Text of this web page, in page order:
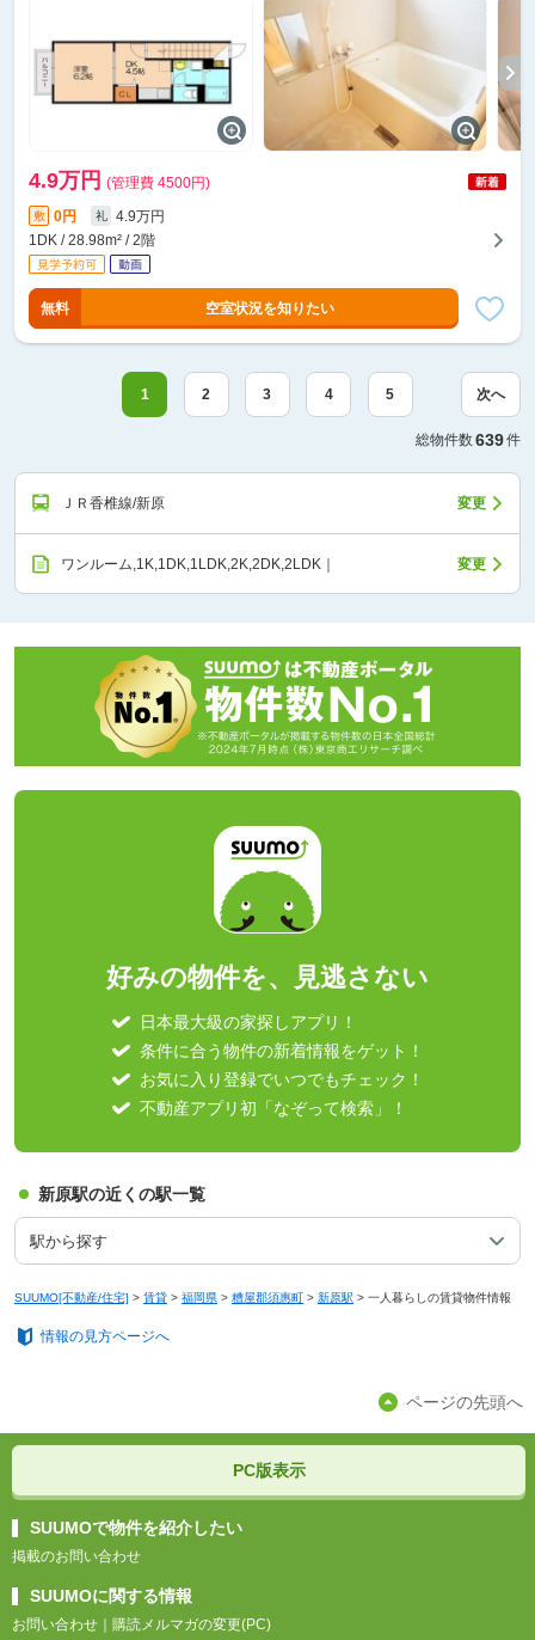
4.9万円 (管理費 4500円)
敷 0円 礼
4.9万円
1DK / 28.98m² / 2階
無料 空室状況を知りたい
1 2 3 4 5 次へ
総物件数639件
ＪＲ香椎線/新原 変更
ワンルーム,1K,1DK,1LDK,2K,2DK,2LDK｜ 変更
好みの物件を、見逃さない
日本最大級の家探しアプリ！
条件に合う物件の新着情報をゲット！
お気に入り登録でいつでもチェック！
不動産アプリ初「なぞって検索」！
新原駅の近くの駅一覧
駅から探す
SUUMO[不動産/住宅] > 賃貸 > 福岡県 > 糟屋郡須惠町 > 新原駅 > 一人暮らしの賃貸物件情報
情報の見方ページへ
ページの先頭へ
PC版表示
SUUMOで物件を紹介したい
掲載のお問い合わせ
SUUMOに関する情報
お問い合わせ 購読メルマガの変更(PC)